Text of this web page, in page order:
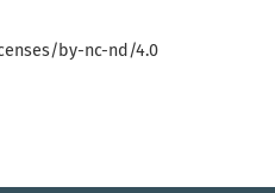
by-nc-nd/4.0